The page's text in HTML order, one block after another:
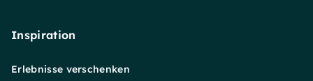
Inspiration
Erlebnisse verschenken